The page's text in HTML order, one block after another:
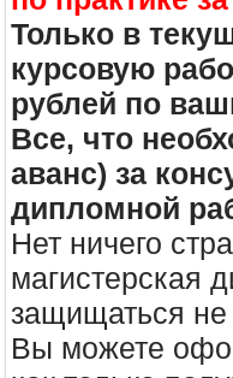
Только в
курсовую
рублей по
Все, что
аванс) за
дипломной
Нет ничего
магистерская
защищаться не
Вы можете